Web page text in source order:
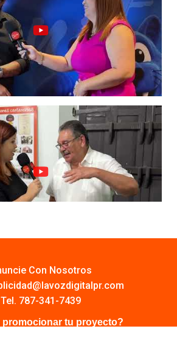
Con Nosotros
Tel. 787-341-7439
promocionar tu proyecto?